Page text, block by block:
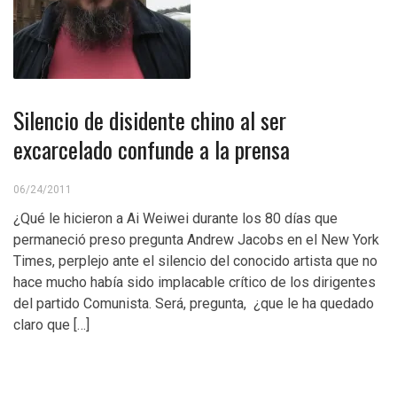
Silencio de disidente chino al ser
excarcelado confunde a la prensa
06/24/2011
¿Qué le hicieron a Ai Weiwei durante los 80 días que
permaneció preso pregunta Andrew Jacobs en el New York
Times, perplejo ante el silencio del conocido artista que no
hace mucho había sido implacable crítico de los dirigentes
del partido Comunista. Será, pregunta, ¿que le ha quedado
claro que […]